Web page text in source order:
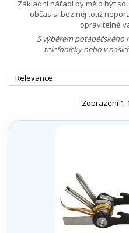
Základní nářadí by mělo být
občas si bez něj totiž
opravitelné
S výběrem potápěčského
telefonicky nebo v
Relevance
Zobrazení 1-